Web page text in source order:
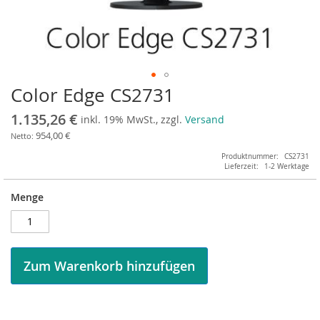
Zum
Anfang
der
Bildergalerie
Color Edge CS2731
1.135,26 €
954,00 €
inkl. 19% MwSt., zzgl. Versand
Produktnummer
CS2731
Lieferzeit
1-2 Werktage
Menge
Zum Warenkorb hinzufügen